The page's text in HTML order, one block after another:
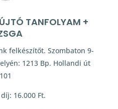
TANFOLYAM +
felkészítőt. Szombaton 9-
1213 Bp. Hollandi út
101
16.000 Ft.